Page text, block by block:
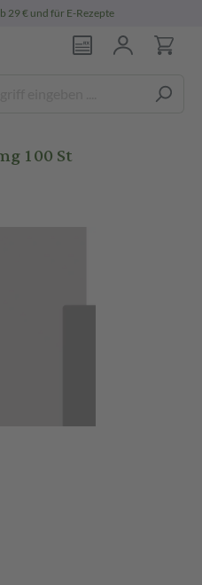
29 € und für E-Rezepte
100 St